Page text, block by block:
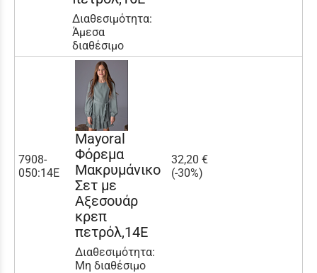
Διαθεσιμότητα:
Άμεσα
διαθέσιμο
7908-
050:14Ε
Mayoral
Φόρεμα
Μακρυμάνικο
Σετ με
Αξεσουάρ
κρεπ
πετρόλ,14Ε
Διαθεσιμότητα:
Μη διαθέσιμο
32,20 €
(-30%)